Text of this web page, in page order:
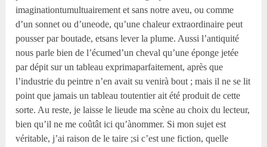
imaginationtumultuairement et sans notre aveu, ou comme
d’un sonnet ou d’uneode, qu’une chaleur extraordinaire peut
pousser par boutade, etsans lever la plume. Aussi l’antiquité
nous parle bien de l’écumed’un cheval qu’une éponge jetée
par dépit sur un tableau exprimaparfaitement, après que
l’industrie du peintre n’en avait su venirà bout ; mais il ne se lit
point que jamais un tableau toutentier ait été produit de cette
sorte. Au reste, je laisse le lieude ma scène au choix du lecteur,
bien qu’il ne me coûtât ici qu’ànommer. Si mon sujet est
véritable, j’ai raison de le taire ;si c’est une fiction, quelle